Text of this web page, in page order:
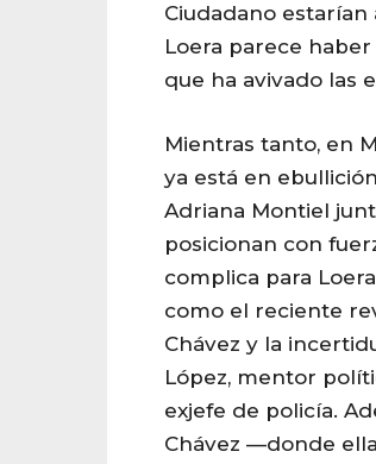
Ciudadano estarían
Loera parece
que ha avivado las
Mientras tanto, en
ya está en
Adriana Montiel
posicionan con
complica para
como el reciente
Chávez y la
López, mentor
exjefe de policía.
Chávez —donde